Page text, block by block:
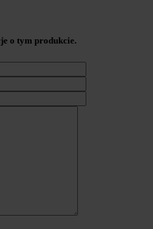
o tym produkcie.